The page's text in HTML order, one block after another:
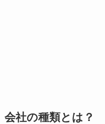
会社の種類とは？